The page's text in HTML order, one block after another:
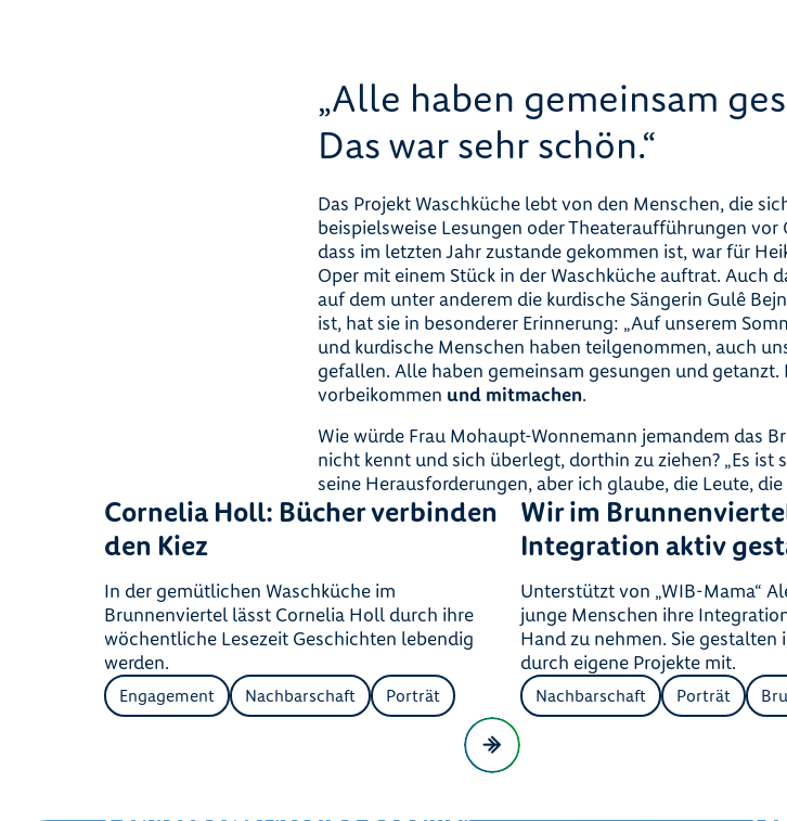
„Alle haben gemeinsam
Das war sehr schön.“
Das Projekt Waschküche lebt von den Menschen, die
beispielsweise Lesungen oder Theateraufführungen
dass im letzten Jahr zustande gekommen ist, war für
Oper mit einem Stück in der Waschküche auftrat. Auch
auf dem unter anderem die kurdische Sängerin Gulê
ist, hat sie in besonderer Erinnerung: „Auf unserem
und kurdische Menschen haben teilgenommen, auch
gefallen. Alle haben gemeinsam gesungen und getanzt.
vorbeikommen und mitmachen.
Wie würde Frau Mohaupt-Wonnemann jemandem das
nicht kennt und sich überlegt, dorthin zu ziehen? „Es
seine Herausforderungen, aber ich glaube, die Leute,
Cornelia Holl: Bücher verbinden
den Kiez
In der gemütlichen Waschküche im
Brunnenviertel lässt Cornelia Holl durch ihre
wöchentliche Lesezeit Geschichten lebendig
werden.
Engagement Nachbarschaft Porträt
Wir im
Integration aktiv
Unterstützt von „WIB-Mama“
junge Menschen ihre
Hand zu nehmen. Sie gestalten
durch eigene Projekte mit.
Nachbarschaft Porträt